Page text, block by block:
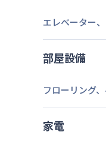
エレベーター、
部屋設備
フローリング、
家電